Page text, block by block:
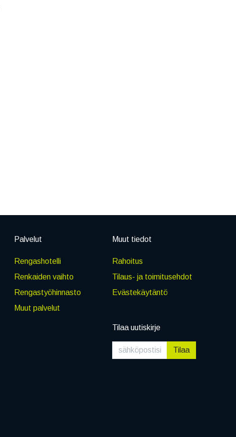
Palvelut
Rengashotelli
Renkaiden vaihto
Rengastyöhinnasto
Muut palvelut
Muut tiedot
Rahoitus
Tilaus- ja toimitusehdot
Evästekäytäntö
Tilaa uutiskirje
Tilaa